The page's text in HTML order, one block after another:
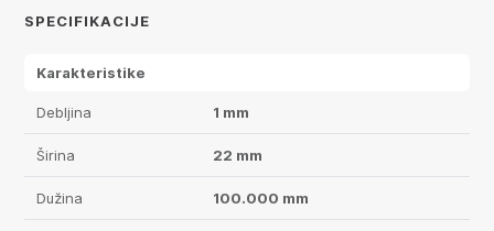
SPECIFIKACIJE
Karakteristike
Debljina 1 mm
Širina 22 mm
Dužina 100.000 mm